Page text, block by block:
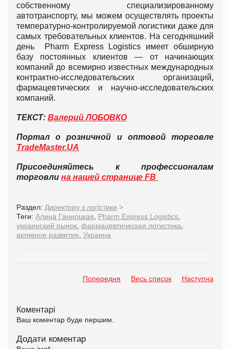
собственному специализированному
автотранспорту, мы можем осуществлять проекты
температурно-контролируемой логистики даже для
самых требовательных клиентов. На сегодняшний
день Pharm Express Logistics имеет обширную
базу постоянных клиентов — от начинающих
компаний до всемирно известных международных
контрактно-исследовательских организаций,
фармацевтических и научно-исследовательских
компаний.
ТЕКСТ: Валерий ЛОБОВКО
Портал о розничной и оптовой торговле
TradeMaster.UA
Присоединяйтесь к профессионалам
торговли на нашей странице FB
Раздел: Директору з логістики >
Теги: Алина Ганноцкая Pharm Express Logistics
украинский рынок фармацевтическая логистика
активное развитие Украина
Попередня Весь список Наступна
Коментарі
Ваш коментар буде першим.
Додати коментар